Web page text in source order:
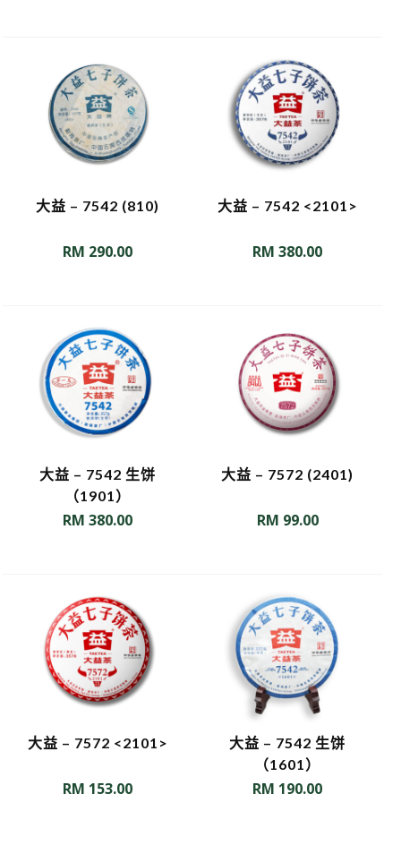
大益 – 7542 (810)
RM 290.00
大益 – 7542 <2101>
RM 380.00
大益 – 7542 生饼
（1901）
RM 380.00
大益 – 7572 (2401)
RM 99.00
大益 – 7572 <2101>
RM 153.00
大益 – 7542 生饼
（1601）
RM 190.00